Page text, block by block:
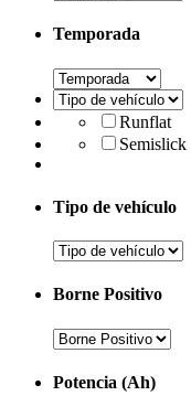
Temporada
Runflat
Semislick
Tipo de vehículo
Borne Positivo
Potencia (Ah)